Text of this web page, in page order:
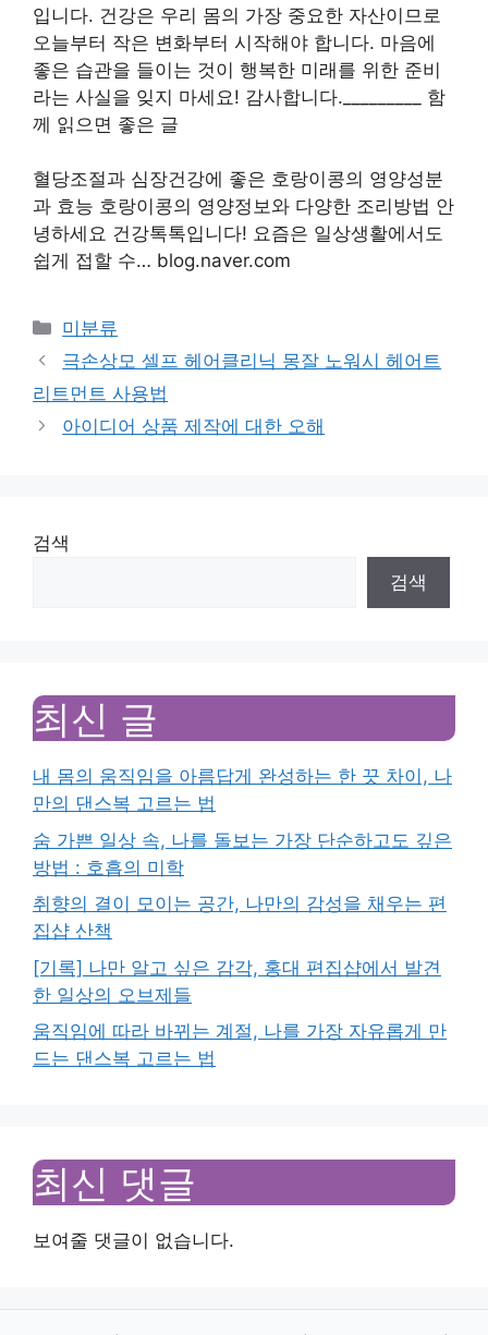
입니다. 건강은 우리 몸의 가장 중요한 자산이므로
오늘부터 작은 변화부터 시작해야 합니다. 마음에
좋은 습관을 들이는 것이 행복한 미래를 위한 준비
라는 사실을 잊지 마세요! 감사합니다._________ 함
께 읽으면 좋은 글
혈당조절과 심장건강에 좋은 호랑이콩의 영양성분
과 효능 호랑이콩의 영양정보와 다양한 조리방법 안
녕하세요 건강톡톡입니다! 요즘은 일상생활에서도
쉽게 접할 수… blog.naver.com
Categories
미분류
극손상모 셀프 헤어클리닉 몽잘 노워시 헤어트
리트먼트 사용법
아이디어 상품 제작에 대한 오해
검색
검색
최신 글
내 몸의 움직임을 아름답게 완성하는 한 끗 차이, 나
만의 댄스복 고르는 법
숨 가쁜 일상 속, 나를 돌보는 가장 단순하고도 깊은
방법 : 호흡의 미학
취향의 결이 모이는 공간, 나만의 감성을 채우는 편
집샵 산책
[기록] 나만 알고 싶은 감각, 홍대 편집샵에서 발견
한 일상의 오브제들
움직임에 따라 바뀌는 계절, 나를 가장 자유롭게 만
드는 댄스복 고르는 법
최신 댓글
보여줄 댓글이 없습니다.